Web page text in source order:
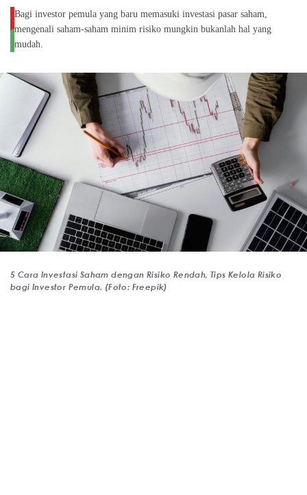
Bagi investor pemula yang baru memasuki investasi pasar saham,
mengenali saham-saham minim risiko mungkin bukanlah hal yang
mudah.
5 Cara Investasi Saham dengan Risiko Rendah, Tips Kelola Risiko
bagi Investor Pemula. (Foto: Freepik)